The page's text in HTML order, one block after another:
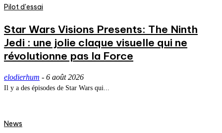
Pilot d'essai
Star Wars Visions Presents: The Ninth
Jedi : une jolie claque visuelle qui ne
révolutionne pas la Force
elodierhum - 6 août 2026
Il y a des épisodes de Star Wars qui...
News